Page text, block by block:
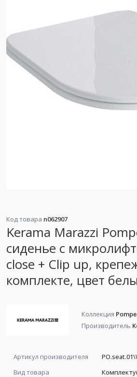
Код товара n062907
Kerama Marazzi
сиденье с
close + Clip up,
комплекте, цвет
Коллекция
Производитель
Артикул производителя
Вид товара